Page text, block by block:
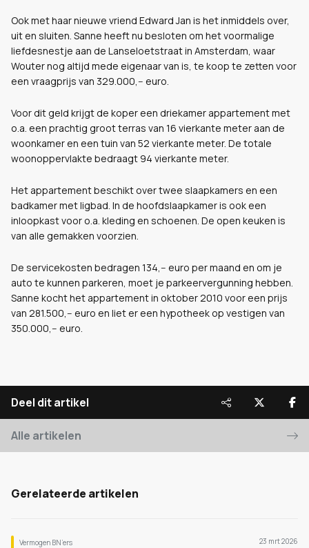
Ook met haar nieuwe vriend Edward Jan is het inmiddels over,
uit en sluiten. Sanne heeft nu besloten om het voormalige
liefdesnestje aan de Lanseloetstraat in Amsterdam, waar
Wouter nog altijd mede eigenaar van is, te koop te zetten voor
een vraagprijs van 329.000,-- euro.
Voor dit geld krijgt de koper een driekamer appartement met
o.a. een prachtig groot terras van 16 vierkante meter aan de
woonkamer en een tuin van 52 vierkante meter. De totale
woonoppervlakte bedraagt 94 vierkante meter.
Het appartement beschikt over twee slaapkamers en een
badkamer met ligbad. In de hoofdslaapkamer is ook een
inloopkast voor o.a. kleding en schoenen. De open keuken is
van alle gemakken voorzien.
De servicekosten bedragen 134,-- euro per maand en om je
auto te kunnen parkeren, moet je parkeervergunning hebben.
Sanne kocht het appartement in oktober 2010 voor een prijs
van 281.500,-- euro en liet er een hypotheek op vestigen van
350.000,-- euro.
Deel dit artikel
Alle artikelen
Gerelateerde artikelen
Vermogen BN’ers 23 mrt 2026